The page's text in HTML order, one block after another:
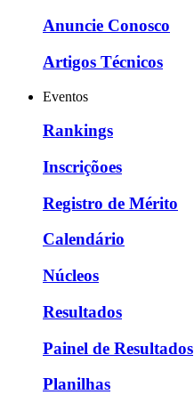
Anuncie Conosco
Artigos Técnicos
Eventos
Rankings
Inscriçõoes
Registro de Mérito
Calendário
Núcleos
Resultados
Painel de Resultados
Planilhas